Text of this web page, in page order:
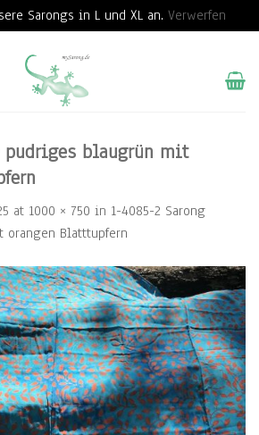
Sarongs in L und XL an. Verwerfen
pudriges blaugrün mit
at 1000 × 750 in 1-4085-2 Sarong
Blatttupfern